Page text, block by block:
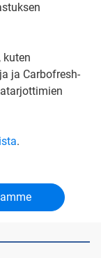
kuten
ja Carbofresh-
.